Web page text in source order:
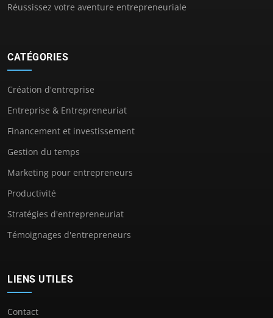
Réussissez votre aventure entrepreneuriale
CATÉGORIES
Création d'entreprise
Entreprise & Entrepreneuriat
Financement et investissement
Gestion du temps
Marketing pour entrepreneurs
Productivité
Stratégies d'entrepreneuriat
Témoignages d'entrepreneurs
LIENS UTILES
Contact